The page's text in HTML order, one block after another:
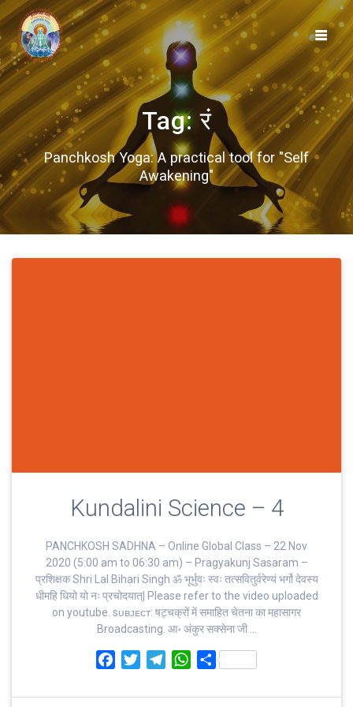
Skip
to
content
Tag:रं
Panchkosh Yoga: A practical tool for "Self
Awakening"
Kundalini Science – 4
PANCHKOSH SADHNA – Online Global Class – 22 Nov
2020 (5:00 am to 06:30 am) – Pragyakunj Sasaram –
प्रशिक्षक Shri Lal Bihari Singh ॐ भूर्भुवः स्‍वः तत्‍सवितुर्वरेण्‍यं भर्गो देवस्य
धीमहि धियो यो नः प्रचोदयात्‌| Please refer to the video uploaded
on youtube. sᴜʙᴊᴇᴄᴛ: षट्चक्रों में समाहित चेतना का महासागर
Broadcasting. आ॰ अंकुर सक्सेना जी …
c
i
l
W
a
S
a